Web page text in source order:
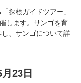
探検ガイドツアー」
します。サンゴを育
、サンゴについて詳
23日